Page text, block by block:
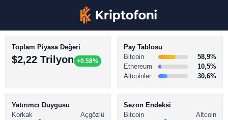
BİTCOİN HABERLERİ
Toplam Piyasa Değeri
$2,22 Trilyon +0.58%
Pay Tablosu
Bitcoin
58,9%
Ethereum
10,5%
Altcoinler
30,6%
Yatırımcı Duygusu
Korkak
Açgözlü
Sezon Endeksi
Bitcoin
Altcoin